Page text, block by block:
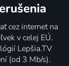
cez internet na
v celej EÚ.
Lepšia.TV
(od 3 Mb/s).